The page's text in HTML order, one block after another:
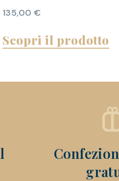
135,00 €
Scopri il prodotto